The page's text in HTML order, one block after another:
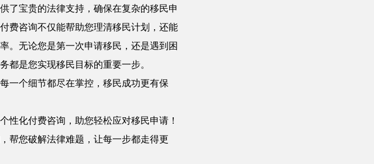
了宝贵的法律支持，确保在复杂的移民申
费咨询不仅能帮助您理清移民计划，还能
。无论您是第一次申请移民，还是遇到困
都是您实现移民目标的重要一步。
一个细节都尽在掌控，移民成功更有保
性化付费咨询，助您轻松应对移民申请！
帮您破解法律难题，让每一步都走得更